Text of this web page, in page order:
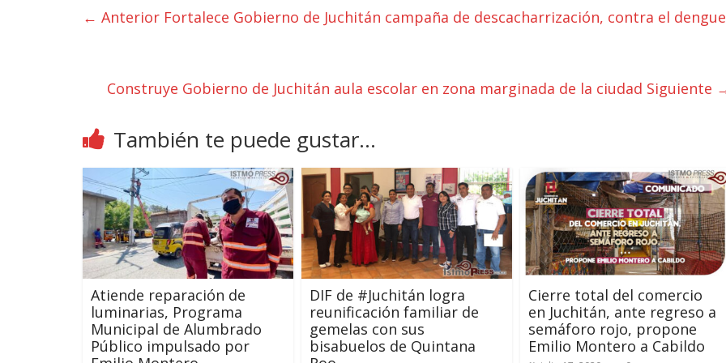
← Anterior Fortalece Gobierno de Juchitán campaña de descacharrización, contra el dengue
Construye Gobierno de Juchitán aula escolar en zona marginada de la ciudad Siguiente
También te puede gustar...
Atiende reparación de
luminarias, Programa
Municipal de Alumbrado
Público impulsado por
DIF de #Juchitán logra
reunificación familiar de
gemelas con sus
bisabuelos de Quintana
Cierre total del comercio
en Juchitán, ante regreso a
semáforo rojo, propone
Emilio Montero a Cabildo